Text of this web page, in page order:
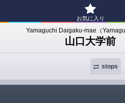
お気に入り
Yamaguchi Daigaku-mae（
山口大学前
stops